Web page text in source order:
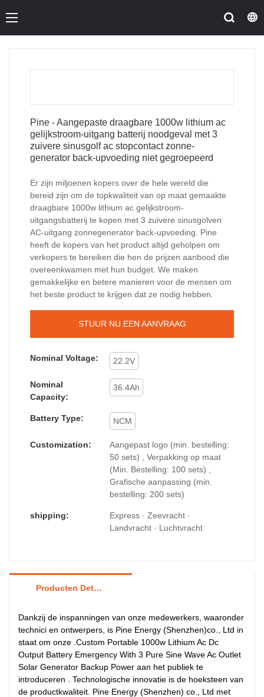
Pine - Aangepaste draagbare 1000w lithium ac
gelijkstroom-uitgang batterij noodgeval met 3
zuivere sinusgolf ac stopcontact zonne-
generator back-upvoeding niet gegroepeerd
Er zijn miljoenen kopers over de hele wereld die
bereid zijn om de topkwaliteit van op maat gemaakte
draagbare 1000w lithium ac gelijkstroom-
uitgangsbatterij te kopen met 3 zuivere sinusgolven
AC-uitgang zonnegenerator back-upvoeding. Pine
heeft de kopers van het product altijd geholpen om
verkopers te bereiken die hen de prijzen aanbood die
overeenkwamen met hun budget. We maken
gemakkelijke en betere manieren voor de mensen om
het beste product te krijgen dat ze nodig hebben.
STUUR NU EEN AANVRAAG
Nominal Voltage: 22.2V
Nominal
Capacity:
36.4Ah
Battery Type: NCM
Customization:
Aangepast logo (min. bestelling:
50 sets) , Verpakking op maat
(Min. Bestelling: 100 sets) ,
Grafische aanpassing (min.
bestelling: 200 sets)
shipping:
Express · Zeevracht ·
Landvracht · Luchtvracht
Producten Details
Dankzij de inspanningen van onze medewerkers, waaronder
technici en ontwerpers, is Pine Energy (Shenzhen)co., Ltd in
staat om onze .Custom Portable 1000w Lithium Ac Dc
Output Battery Emergency With 3 Pure Sine Wave Ac Outlet
Solar Generator Backup Power aan het publiek te
introduceren . Technologische innovatie is de hoeksteen van
de productkwaliteit. Pine Energy (Shenzhen) co., Ltd met